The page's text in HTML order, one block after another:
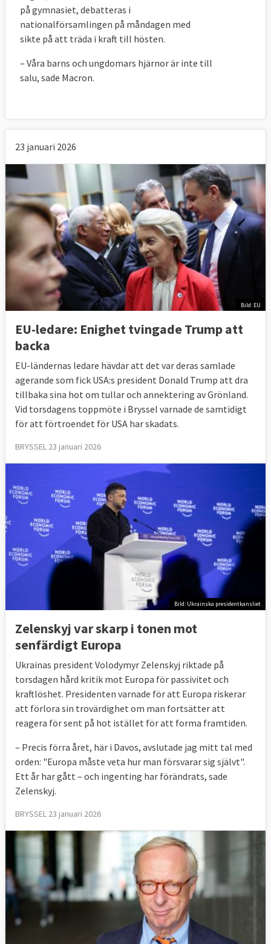
på gymnasiet, debatteras i
nationalförsamlingen på måndagen med
sikte på att träda i kraft till hösten.
– Våra barns och ungdomars hjärnor är inte till
salu, sade Macron.
23 januari 2026
Bild: EU
EU-ledare: Enighet tvingade Trump att
backa
EU-ländernas ledare hävdar att det var deras samlade
agerande som fick USA:s president Donald Trump att dra
tillbaka sina hot om tullar och annektering av Grönland.
Vid torsdagens toppmöte i Bryssel varnade de samtidigt
för att förtroendet för USA har skadats.
BRYSSEL 23 januari 2026
Bild: Ukrainska presidentkansliet
Zelenskyj var skarp i tonen mot
senfärdigt Europa
Ukrainas president Volodymyr Zelenskyj riktade på
torsdagen hård kritik mot Europa för passivitet och
kraftlöshet. Presidenten varnade för att Europa riskerar
att förlora sin trovärdighet om man fortsätter att
reagera för sent på hot istället för att forma framtiden.
– Precis förra året, här i Davos, avslutade jag mitt tal med
orden: "Europa måste veta hur man försvarar sig självt".
Ett år har gått – och ingenting har förändrats, sade
Zelenskyj.
BRYSSEL 23 januari 2026